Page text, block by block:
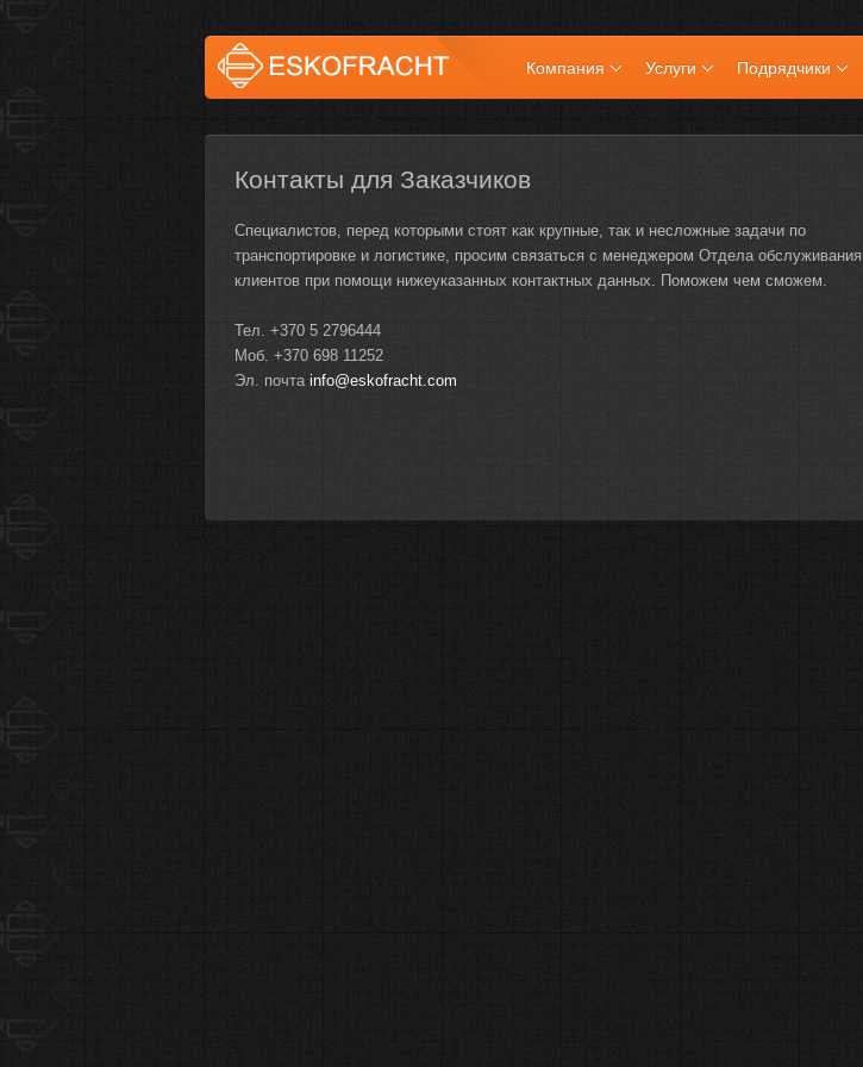
Компания Услуги Подрядчики
Контакты для Заказчиков
Специалистов, перед которыми стоят как крупные, так и несложные задачи по
транспортировке и логистике, просим связаться с менеджером Отдела обслуживания
клиентов при помощи нижеуказанных контактных данных. Поможем чем сможем.
Тел. +370 5 2796444
Моб. +370 698 11252
Эл. почта info@eskofracht.com